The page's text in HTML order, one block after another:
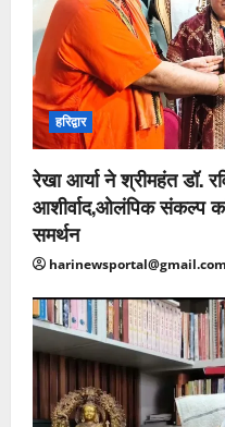
हरिद्वार
रेखा आर्या ने श्रीमहंत डॉ.
आशीर्वाद,ओलंपिक संकल्प
समर्थन
harinewsportal@gmail.com